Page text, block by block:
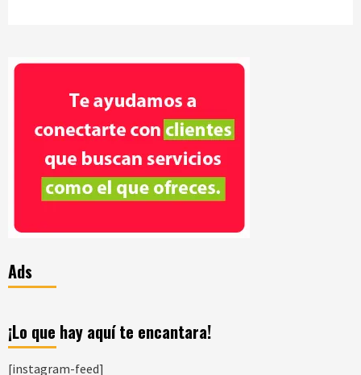
Ads
¡Lo que hay aquí te encantara!
[instagram-feed]